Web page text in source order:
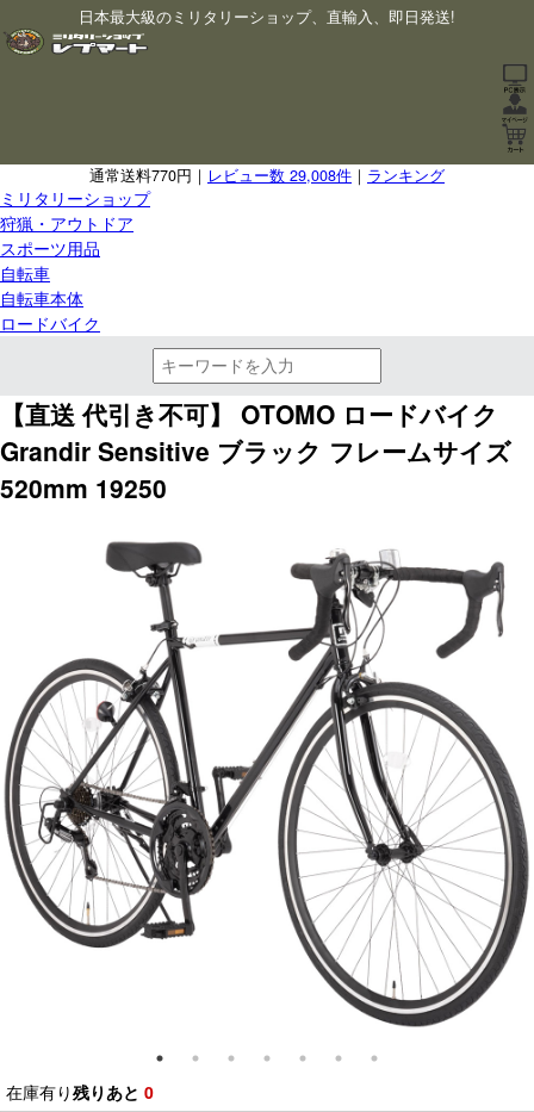
日本最大級のミリタリーショップ、直輸入、即日発送!
通常送料770円｜ レビュー数 29,008件 ｜ ランキング
ミリタリーショップ
狩猟・アウトドア
スポーツ用品
自転車
自転車本体
ロードバイク
【直送 代引き不可】 OTOMO ロードバイク
Grandir Sensitive ブラック フレームサイズ
520mm 19250
在庫有り残りあと 0